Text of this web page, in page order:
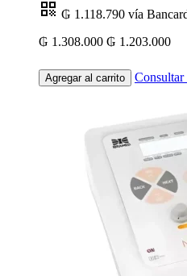
₲ 1.118.790 vía
₲ 1.308.000 ₲ 1.203.000
Agregar al carrito